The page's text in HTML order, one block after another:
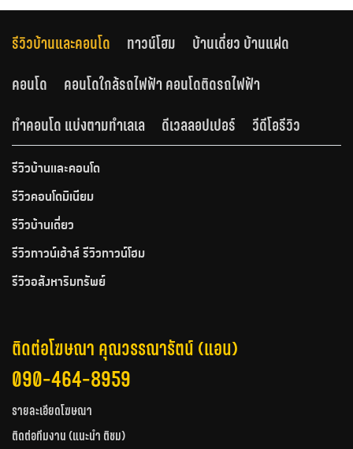
รีวิวบ้านและคอนโด ทาวน์โฮม
บ้านเดี่ยว บ้านแฝด
คอนโด
คอนโดใกล้รถไฟฟ้า คอนโดติดรถไฟฟ้า
ทำคอนโด แบ่งตามทำเลเล
ดีเวลลอปเปอร์ วีดีโอรีวิว
รีวิวบ้านและคอนโด
รีวิวคอนโดมิเนียม
รีวิวบ้านเดี่ยว
รีวิวทาวน์เฮ้าส์ รีวิวทาวน์โฮม
รีวิวอสังหาริมทรัพย์
ติดต่อโฆษณา คุณวรรณารัตน์ (แอน)
090-464-8959
รายละเอียดโฆษณา
ติดต่อทีมงาน (แนะนำ ติชม)